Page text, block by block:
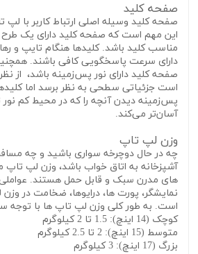
صفحه کلید
صفحه کلید وسیله اصلی ارتباط کاربر با لپ
این مهم است که صفحه کلید دارای یک طرح
مناسب کلید باشد. کلیدها هنگام تایپ و
دارای سرعت پاسخگویی کافی باشند.
صفحه کلید دارای نور پس‌زمینه باشد، از
است جزئیاتی سطحی به نظر برسد اما
پس‌زمینه دیدن آنچه را که در محیط کم
آسان‌تر می‌کند.
وزن لپ تاپ
چه در حال دوچرخه سواری باشید و چه
آشپزخانه به اتاق خواب باشد، وزن لپ
های مدرن سبک و قابل حمل هستند. عواملی
نمایشگر، پورت‌ ها، درایوها، ضخامت در وزن
است. به طور کلی وزن لپ تاپ‌ ها با توجه
کوچک (14 اینچ): 1.5 تا 2 کیلوگرم
متوسط ​​(15 اینچ): 2 تا 2.5 کیلوگرم
بزرگ (17 اینچ): 3 کیلوگرم